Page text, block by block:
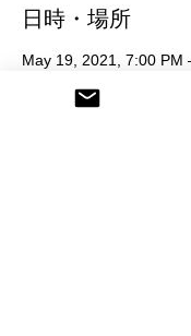
日時・場所
May 19, 2021, 7:00 PM
山県南砺市本町３丁目